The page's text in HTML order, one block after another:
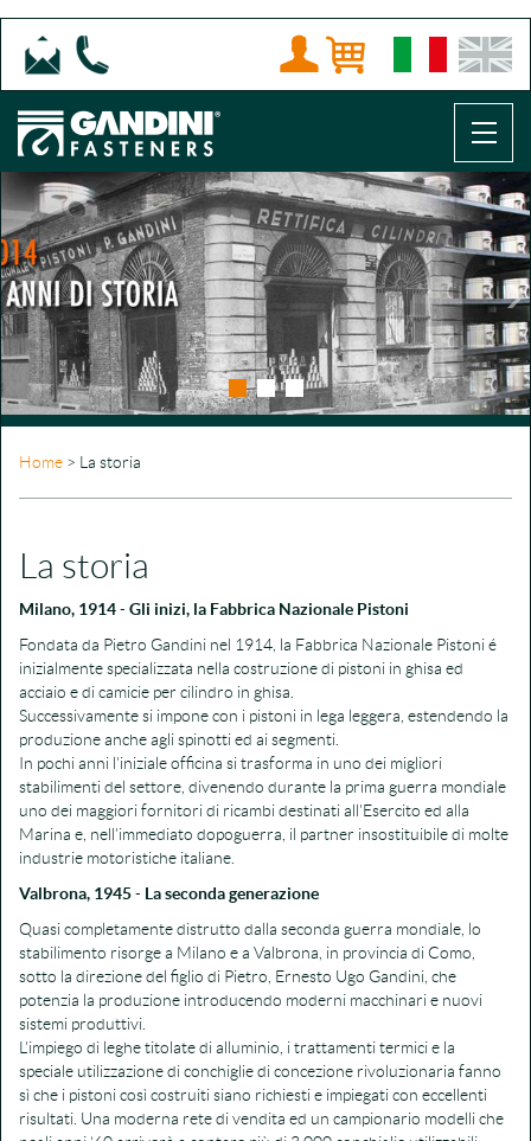
Precedente
Home > La storia
La storia
Milano, 1914- Gli inizi, la Fabbrica Nazionale Pistoni
Fondata da Pietro Gandini nel 1914, la Fabbrica Nazionale Pistoni é
inizialmente specializzata nella costruzione di pistoni in ghisa ed
acciaio e di camicie per cilindro in ghisa.
Successivamente si impone con i pistoni in lega leggera, estendendo la
produzione anche agli spinotti ed ai segmenti.
In pochi anni l'iniziale officina si trasforma in uno dei migliori
stabilimenti del settore, divenendo durante la prima guerra mondiale
uno dei maggiori fornitori di ricambi destinati all'Esercito ed alla
Marina e, nell'immediato dopoguerra, il partner insostituibile di molte
industrie motoristiche italiane.
Valbrona, 1945- La seconda generazione
Quasi completamente distrutto dalla seconda guerra mondiale, lo
stabilimento risorge a Milano e a Valbrona, in provincia di Como,
sotto la direzione del figlio di Pietro, Ernesto Ugo Gandini, che
potenzia la produzione introducendo moderni macchinari e nuovi
sistemi produttivi.
L'impiego di leghe titolate di alluminio, i trattamenti termici e la
speciale utilizzazione di conchiglie di concezione rivoluzionaria fanno
sì che i pistoni così costruiti siano richiesti e impiegati con eccellenti
risultati. Una moderna rete di vendita ed un campionario modelli che